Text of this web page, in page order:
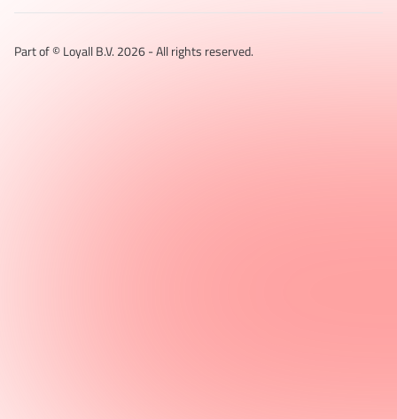
Part of © Loyall B.V. 2026 - All rights reserved.